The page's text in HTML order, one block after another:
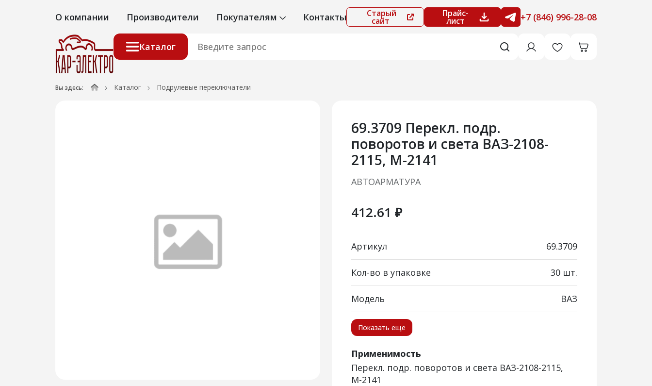
О компании Производители Покупателям Контакты Старый
сайт
Прайс-
лист +7 (846) 996-28-08
Каталог
Вы здесь: Каталог Подрулевые переключатели
69.3709 Перекл. подр.
поворотов и света ВАЗ-2108-
2115, М-2141
АВТОАРМАТУРА
412.61 ₽
Артикул 69.3709
Кол-во в упаковке 30 шт.
Модель ВАЗ
Показать еще
Применимость
Перекл. подр. поворотов и света ВАЗ-2108-2115,
М-2141